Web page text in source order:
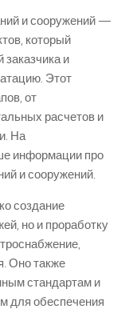
и сооружений —
который
заказчика и
Этот
от
расчетов и
На
информации про
и сооружений.
создание
но и проработку
Оно также
стандартам и
для обеспечения